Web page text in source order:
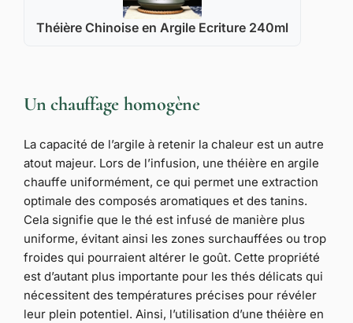
Théière Chinoise en Argile Ecriture 240ml
Un chauffage homogène
La capacité de l’argile à retenir la chaleur est un autre
atout majeur. Lors de l’infusion, une théière en argile
chauffe uniformément, ce qui permet une extraction
optimale des composés aromatiques et des tanins.
Cela signifie que le thé est infusé de manière plus
uniforme, évitant ainsi les zones surchauffées ou trop
froides qui pourraient altérer le goût. Cette propriété
est d’autant plus importante pour les thés délicats qui
nécessitent des températures précises pour révéler
leur plein potentiel. Ainsi, l’utilisation d’une théière en